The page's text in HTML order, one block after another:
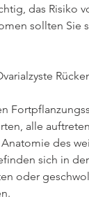
das Risiko
sollten Sie
alle
des
sich in
oder